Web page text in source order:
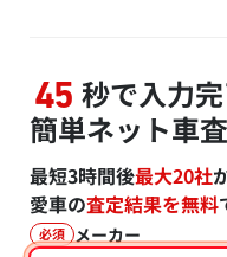
45 秒で入力完
簡単ネット車
最短3時間後最大20社
愛車の査定結果を無料
必須 メーカー